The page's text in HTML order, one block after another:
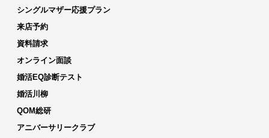
シングルマザー応援プラン
来店予約
資料請求
オンライン面談
婚活EQ診断テスト
婚活川柳
QOM総研
アニバーサリークラブ